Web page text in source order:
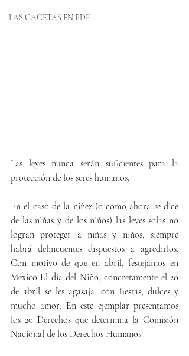
LAS GACETAS EN PDF
Las leyes nunca serán suficientes para la
protección de los seres humanos.
En el caso de la niñez (o como ahora se dice
de las niñas y de los niños) las leyes solas no
logran proteger a niñas y niños, siempre
habrá delincuentes dispuestos a agredirlos.
Con motivo de que en abril, festejamos en
México El día del Niño, concretamente el 20
de abril se les agasaja, con fiestas, dulces y
mucho amor, En este ejemplar presentamos
los 20 Derechos que determina la Comisión
Nacional de los Derechos Humanos.